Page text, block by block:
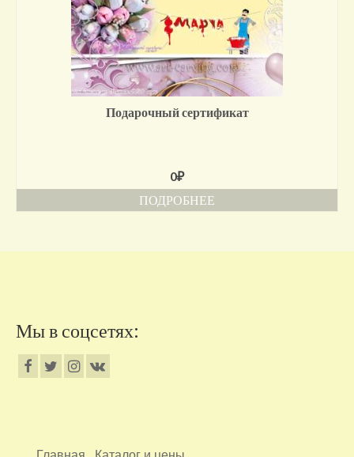
Подарочный сертификат
0₽
ПОДРОБНЕЕ
Мы в соцсетях: